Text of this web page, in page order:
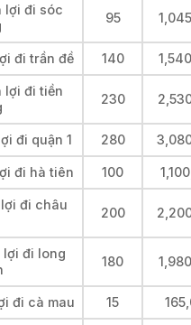
lợi đi sóc
95
đi trần đề 140
lợi đi tiền
230
đi quận 1 280
đi hà tiên 100
đi châu
200
lợi đi long
180
đi cà mau 15